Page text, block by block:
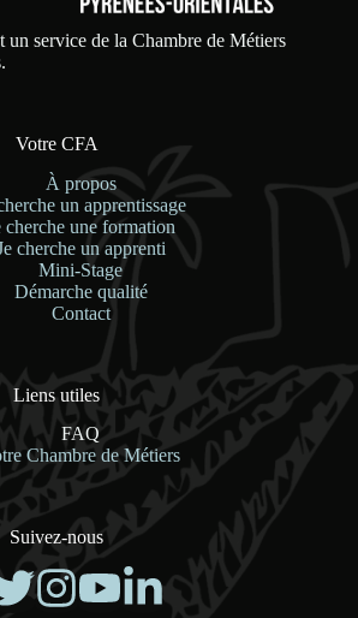
un service de la Chambre de Métiers
Votre CFA
À propos
un apprentissage
cherche une formation
cherche un apprenti
Mini-Stage
Démarche qualité
Contact
Liens utiles
FAQ
Chambre de Métiers
Suivez-nous